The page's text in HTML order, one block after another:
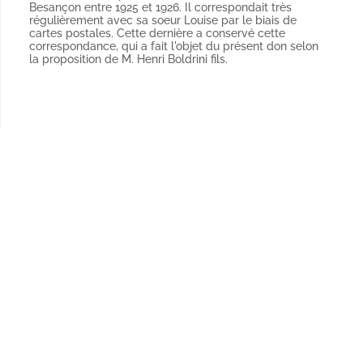
Besançon entre 1925 et 1926. Il correspondait très
régulièrement avec sa soeur Louise par le biais de
cartes postales. Cette dernière a conservé cette
correspondance, qui a fait l'objet du présent don selon
la proposition de M. Henri Boldrini fils.